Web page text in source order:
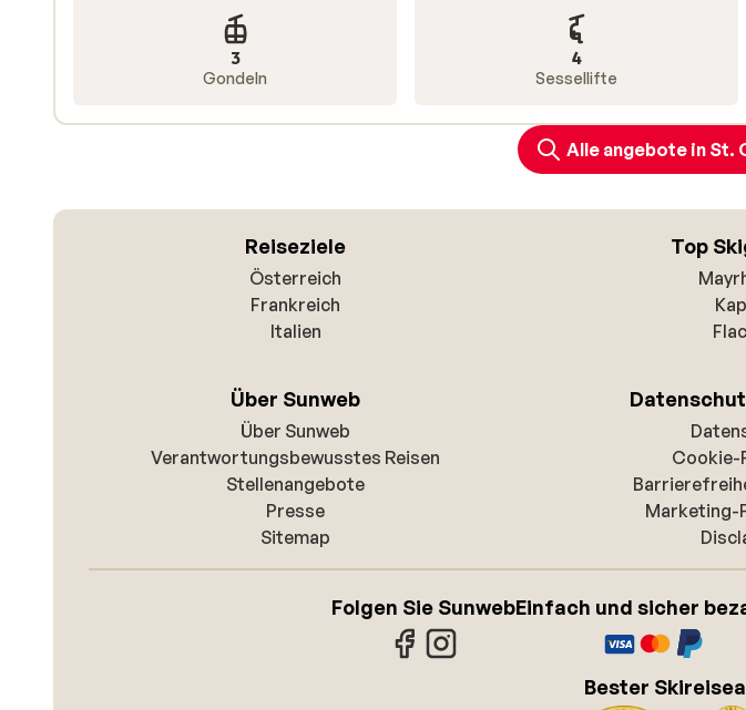
3
Gondeln
4
Sessellifte
Alle angebote in St.
Reiseziele
Österreich
Frankreich
Italien
Top
Über Sunweb
Über Sunweb
Verantwortungsbewusstes Reisen
Stellenangebote
Presse
Sitemap
Cookie-
Marketing-
Folgen Sie SunwebEinfach und sicher
Bester